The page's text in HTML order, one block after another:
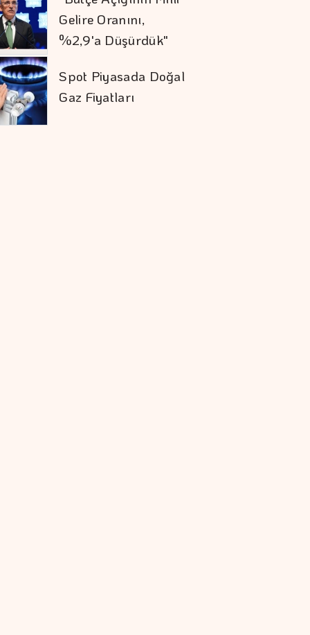
Gelire Oranını,
%2,9'a Düşürdük"
Spot Piyasada Doğal
Gaz Fiyatları